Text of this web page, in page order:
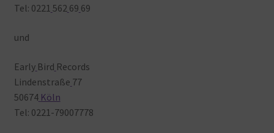
Tel: 0221 562 69 69
und
Early Bird Records
Lindenstraße 77
50674 Köln
Tel: 0221-79007778